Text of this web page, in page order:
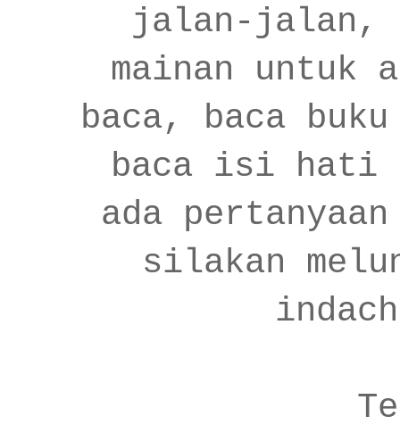
jalan-jalan,
mainan untuk
baca, baca
baca isi hati
ada
silakan